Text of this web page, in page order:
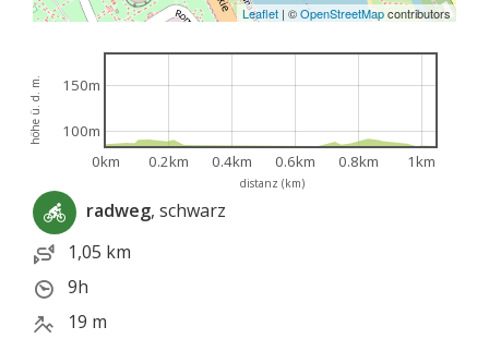
Leaflet | ©OpenStreetMapcontributors
distanz (km)
höhe ü. d. m.
0km 0.2km 0.4km 0.6km 0.8km 1km
100m
150m
radweg, schwarz
1,05 km
9h
19 m